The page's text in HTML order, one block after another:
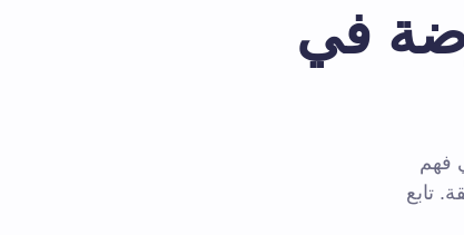
في
فهم
تابع